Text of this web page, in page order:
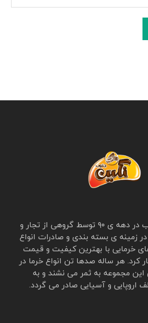
شرکت نگین جنوب در دهه ی ۹۰ توسط گروهی از تجار و
در زمینه ی بسته بندی و صادرات انواع
خرمایی با بهترین کیفیت و قیمت
کرد. هر ساله صدها تن انواع خرما در
مجموعه به ثمر می نشند و به
اروپایی و آسیایی صادر می گردد.